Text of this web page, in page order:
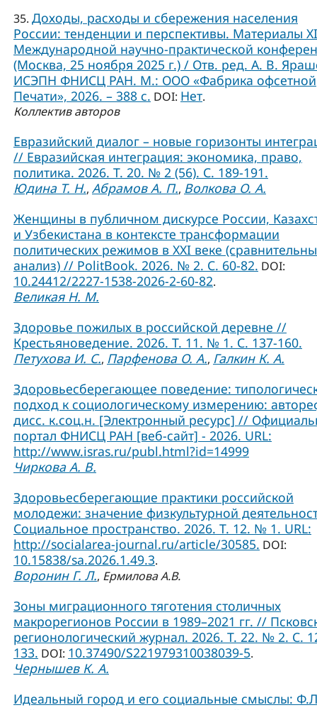
35. Доходы, расходы и сбережения населения
России: тенденции и перспективы. Материалы XI
Международной научно-практической
(Москва, 25 ноября 2025 г.) / Отв. ред. А. В.
ИСЭПН ФНИСЦ РАН. М.: ООО «Фабрика офсетной
Печати», 2026. – 388 с. DOI: Нет.
Коллектив авторов
Евразийский диалог – новые горизонты
// Евразийская интеграция: экономика, право,
политика. 2026. Т. 20. № 2 (56). С. 189-191.
Юдина Т. Н., Абрамов А. П., Волкова О. А.
Женщины в публичном дискурсе России,
и Узбекистана в контексте трансформации
политических режимов в XXI веке
анализ) // PolitBook. 2026. № 2. С. 60-82. DOI:
10.24412/2227-1538-2026-2-60-82.
Великая Н. М.
Здоровье пожилых в российской деревне //
Крестьяноведение. 2026. Т. 11. № 1. С. 137-160.
Петухова И. С., Парфенова О. А., Галкин К. А.
Здоровьесберегающее поведение:
подход к социологическому измерению:
дисс. к.соц.н. [Электронный ресурс] //
портал ФНИСЦ РАН [веб-сайт] - 2026. URL:
http://www.isras.ru/publ.html?id=14999
Чиркова А. В.
Здоровьесберегающие практики российской
молодежи: значение физкультурной
Социальное пространство. 2026. Т. 12. № 1. URL:
http://socialarea-journal.ru/article/30585. DOI:
10.15838/sa.2026.1.49.3.
Воронин Г. Л., Ермилова А.В.
Зоны миграционного тяготения столичных
макрорегионов России в 1989–2021 гг. //
регионологический журнал. 2026. Т. 22. № 2. С.
133. DOI: 10.37490/S221979310038039-5.
Чернышев К. А.
Идеальный город и его социальные смыслы: